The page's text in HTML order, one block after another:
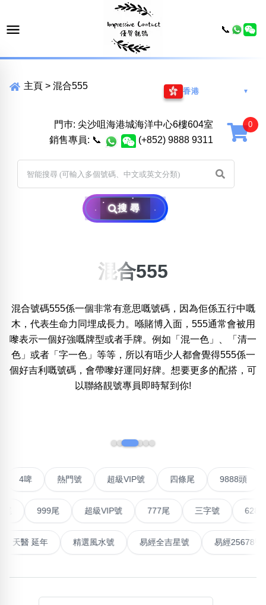
主頁 > 混合555
香港 ▼
門巿: 尖沙咀海港城海洋中心6樓604室
銷售專員: 📞 (+852) 9888 9311
搜尋
位置:
一 二 三 四 五 六 七 八
清除全部分類
搜尋
無7無8無9
清除全部分類
搜尋
無5字
多8字 9888頭 二字號
三字號
混合555
混合號碼555係一個非常有意思嘅號碼，因為佢係五行中嘅
木，代表生命力同埋成長力。喺賭博入面，555通常會被用
嚟表示一個好強嘅牌型或者手牌。例如「混一色」、「清一
色」或者「字一色」等等，所以有唔少人都會覺得555係一
個好吉利嘅號碼，會帶嚟好運同好牌。想要更多的配搭，可
以聯絡靚號專員即時幫到你!
熱門號 超級VIP號 9888
超級VIP號 6288頭
高能量生氣 天醫 延年 精選風水號 易經全吉星號 易
📞